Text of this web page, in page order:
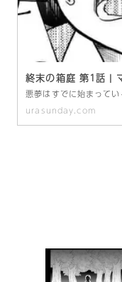
終末の箱庭 第1話 |
urasunday.com